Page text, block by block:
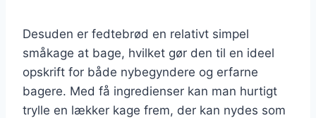
Desuden er fedtebrød en relativt simpel
småkage at bage, hvilket gør den til en ideel
opskrift for både nybegyndere og erfarne
bagere. Med få ingredienser kan man hurtigt
trylle en lækker kage frem, der kan nydes som